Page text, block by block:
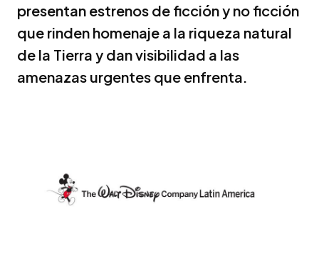
presentan estrenos de ficción y no ficción
que rinden homenaje a la riqueza natural
de la Tierra y dan visibilidad a las
amenazas urgentes que enfrenta.